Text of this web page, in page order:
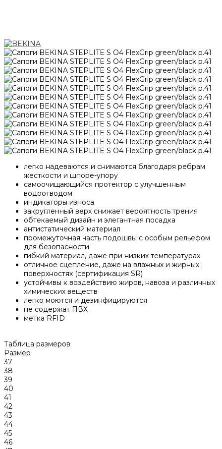
легко надеваются и снимаются благодаря ребрам
жесткости и шпоре-упору
самоочищающийся протектор с улучшенным
водоотводом
индикаторы износа
закругленный верх снижает вероятность трения
обтекаемый дизайн и элегантная посадка
антистатический материал
промежуточная часть подошвы с особым рельефом
для безопасности
гибкий материал, даже при низких температурах
отличное сцепление, даже на влажных и жирных
поверхностях (сертификация SR)
устойчивы к воздействию жиров, навоза и различных
химических веществ
легко моются и дезинфицируются
не содержат ПВХ
метка RFID
Таблица размеров
Размер
37
38
39
40
41
42
43
44
45
46